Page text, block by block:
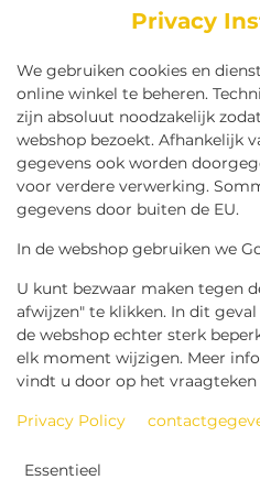
Privacy
We gebruiken cookies en
online winkel te beheren.
zijn absoluut noodzakelijk
webshop bezoekt. Afhankelijk
gegevens ook worden
voor verdere verwerking.
gegevens door buiten de EU.
In de webshop gebruiken we
U kunt bezwaar maken tegen
afwijzen" te klikken. In dit
de webshop echter sterk
elk moment wijzigen. Meer
vindt u door op het vraagteken
Privacy Policy
Essentieel